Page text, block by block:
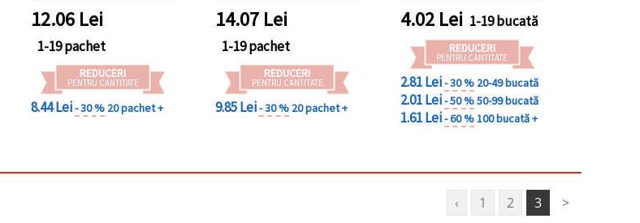
12.06 Lei
1-19 pachet
REDUCERI
PENTRU CANTITATE
8.44 Lei- 30 % 20 pachet +
proiecte creative DIY
14.07 Lei
1-19 pachet
REDUCERI
PENTRU CANTITATE
9.85 Lei- 30 % 20 pachet +
4.02Lei 1-19 bucată
REDUCERI
PENTRU CANTITATE
2.81 Lei- 30 % 20-49 bucată
2.01 Lei- 50 %50-99 bucată
1.61 Lei- 60 %100 bucată +
‹ 1 2 3 >